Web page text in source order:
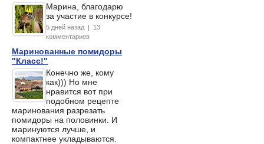
Марина, благодарю
за участие в конкурсе!
5 дней назад | 13
комментариев
Маринованные помидоры
"Класс!"
Конечно же, кому
как))) Но мне
нравится вот при
подобном рецепте
маринования разрезать
помидоры на половинки. И
маринуются лучше, и
компактнее укладываются.